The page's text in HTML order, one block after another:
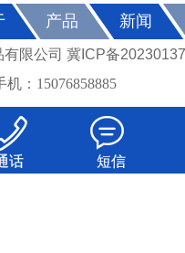
产品 新闻
限公司 冀ICP备
机：15076858885
话

短信